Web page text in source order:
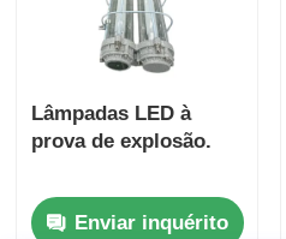
Lâmpadas LED à
prova de explosão.
Enviar inquérito